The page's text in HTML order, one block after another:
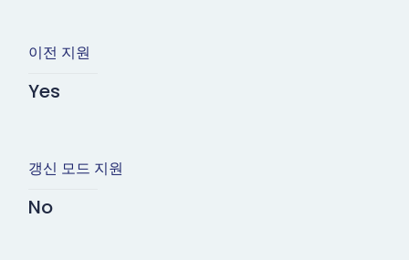
이전 지원
Yes
갱신 모드 지원
No